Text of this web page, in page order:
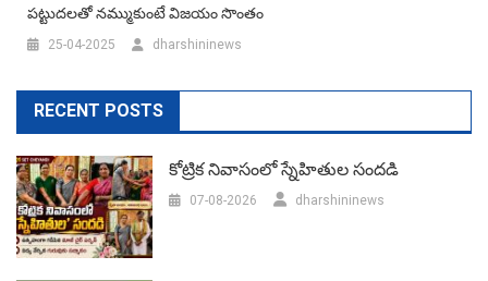
పట్టుదలతో నమ్ముకుంటే విజయం సొంతం
25-04-2025 dharshininews
RECENT POSTS
కోట్రిక నివాసంలో స్నేహితుల సందడి
07-08-2026 dharshininews